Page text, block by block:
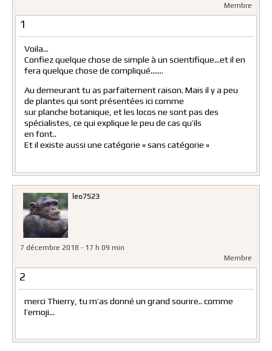
Membre
1
Voila…
Confiez quelque chose de simple à un scientifique…et il en
fera quelque chose de compliqué…….
Au demeurant tu as parfaitement raison. Mais il y a peu
de plantes qui sont présentées ici comme
sur planche botanique, et les locos ne sont pas des
spécialistes, ce qui explique le peu de cas qu’ils
en font..
Et il existe aussi une catégorie « sans catégorie »
leo7523
7 décembre 2018 - 17 h 09 min
Membre
2
merci Thierry, tu m’as donné un grand sourire.. comme
l’emoji…